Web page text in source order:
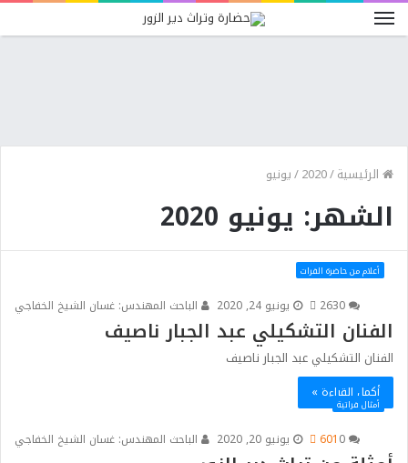
الرئيسية/
2020
/يونيو
الشهر: يونيو 2020
أعلام من حاضرة الفرات
الباحث المهندس: غسان الشيخ الخفاجي يونيو 24, 2020 263
الفنان التشكيلي عبد الجبار ناصيف
الفنان التشكيلي عبد الجبار ناصيف
أكمل القراءة »
أمثال فراتية
الباحث المهندس: غسان الشيخ الخفاجي يونيو 20, 2020 601